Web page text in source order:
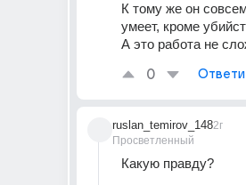
К тому же он
умеет, кроме
А это работа не
0
ruslan_temirov_148
Просветленный
2г
Какую правду?